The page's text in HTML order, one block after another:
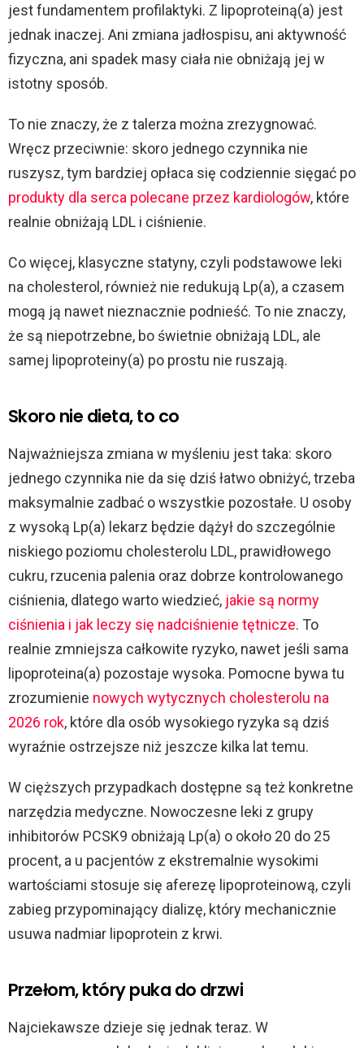
jest fundamentem profilaktyki. Z lipoproteiną(a) jest
jednak inaczej. Ani zmiana jadłospisu, ani aktywność
fizyczna, ani spadek masy ciała nie obniżają jej w
istotny sposób.
To nie znaczy, że z talerza można zrezygnować.
Wręcz przeciwnie: skoro jednego czynnika nie
ruszysz, tym bardziej opłaca się codziennie sięgać po
produkty dla serca polecane przez kardiologów, które
realnie obniżają LDL i ciśnienie.
Co więcej, klasyczne statyny, czyli podstawowe leki
na cholesterol, również nie redukują Lp(a), a czasem
mogą ją nawet nieznacznie podnieść. To nie znaczy,
że są niepotrzebne, bo świetnie obniżają LDL, ale
samej lipoproteiny(a) po prostu nie ruszają.
Skoro nie dieta, to co
Najważniejsza zmiana w myśleniu jest taka: skoro
jednego czynnika nie da się dziś łatwo obniżyć, trzeba
maksymalnie zadbać o wszystkie pozostałe. U osoby
z wysoką Lp(a) lekarz będzie dążył do szczególnie
niskiego poziomu cholesterolu LDL, prawidłowego
cukru, rzucenia palenia oraz dobrze kontrolowanego
ciśnienia, dlatego warto wiedzieć, jakie są normy
ciśnienia i jak leczy się nadciśnienie tętnicze. To
realnie zmniejsza całkowite ryzyko, nawet jeśli sama
lipoproteina(a) pozostaje wysoka. Pomocne bywa tu
zrozumienie nowych wytycznych cholesterolu na
2026 rok, które dla osób wysokiego ryzyka są dziś
wyraźnie ostrzejsze niż jeszcze kilka lat temu.
W cięższych przypadkach dostępne są też konkretne
narzędzia medyczne. Nowoczesne leki z grupy
inhibitorów PCSK9 obniżają Lp(a) o około 20 do 25
procent, a u pacjentów z ekstremalnie wysokimi
wartościami stosuje się aferezę lipoproteinową, czyli
zabieg przypominający dializę, który mechanicznie
usuwa nadmiar lipoprotein z krwi.
Przełom, który puka do drzwi
Najciekawsze dzieje się jednak teraz. W